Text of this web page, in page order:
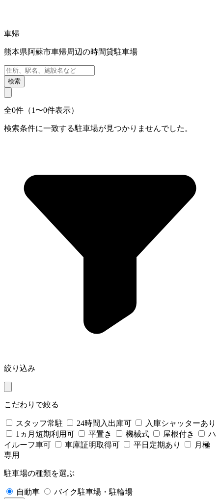
車帰
熊本県阿蘇市車帰周辺の時間貸駐車場
検索
全0件（1〜0件表示）
検索条件に一致する駐車場が見つかりませんでした。
絞り込み
こだわりで絞る
スタッフ常駐 24時間入出庫可
入庫シャッターあり
1ヵ月短期利用可
平置き 機械式 屋根付き
ハ
イルーフ車可
車庫証明取得可 平日定期あり
月極
専用
駐車場の種類を選ぶ
自動車 バイク駐車場・駐輪場